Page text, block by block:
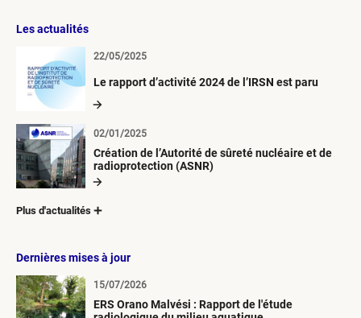
Les actualités
Le rapport d’activité 2024 de l’IRSN est paru
22/05/2025
Création de l’Autorité de sûreté nucléaire et de
radioprotection (ASNR)
02/01/2025
Plus d'actualités
Dernières mises à jour
ERS Orano Malvési : Rapport de l'étude
15/07/2026